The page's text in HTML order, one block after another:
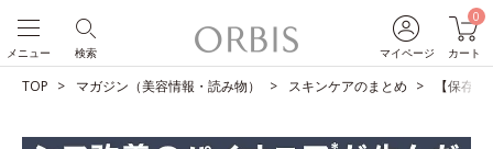
マイページ
0
カート
検索
メニュー
TOP マガジン（美容情報・読み物） スキンケアのまとめ 【保存